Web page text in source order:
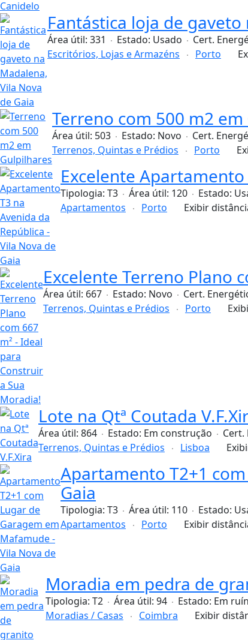
Fantástica loja de
Área útil: 331 Estado: Usado Cert.
Escritórios, Lojas e Armazéns
Porto
Terreno com 500 m2
Área útil: 503 Estado: Novo Cert.
Terrenos, Quintas e Prédios
Porto
Excelente Apartamento
Tipologia: T3 Área útil: 120 Estado:
Apartamentos
Porto Exibir
Excelente Terreno Plano
Área útil: 667 Estado: Novo Cert.
Terrenos, Quintas e Prédios
Porto
Lote na Qtª Coutada
Área útil: 864 Estado: Em construção Cert.
Terrenos, Quintas e Prédios
Lisboa
Apartamento T2+1
Gaia
Tipologia: T3 Área útil: 110 Estado:
Apartamentos
Porto Exibir
Moradia em pedra de
Tipologia: T2 Área útil: 94 Estado: Em
Moradias / Casas
Coimbra Exibir